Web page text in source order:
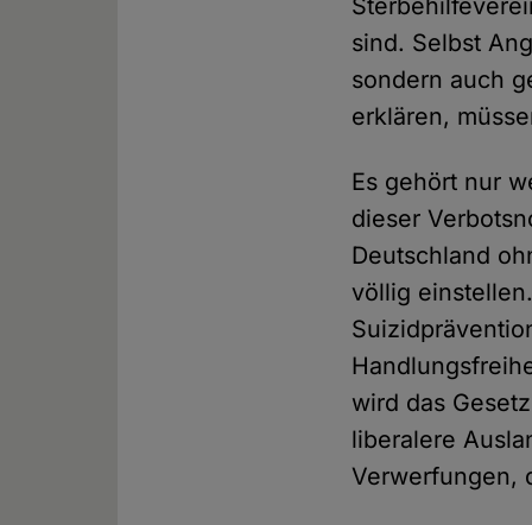
sind. Selbst
sondern auch
erklären,
Es gehört nur
dieser
Deutschland
völlig
wird das
liberalere
Verwerfungen,